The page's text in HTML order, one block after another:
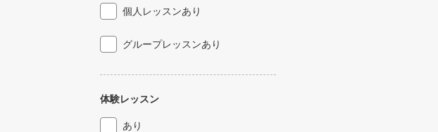
個人レッスンあり
グループレッスンあり
体験レッスン
あり